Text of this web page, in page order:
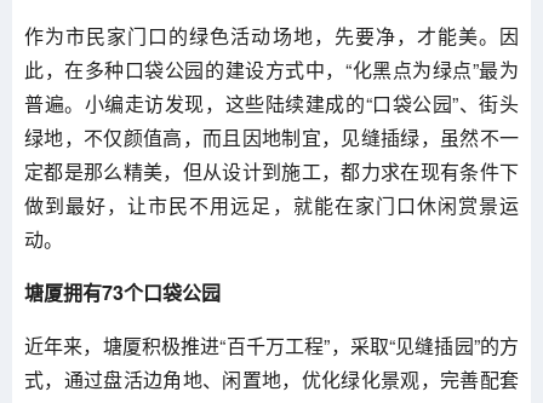
作为市民家门口的绿色活动场地，先要净，才能美。因
此，在多种口袋公园的建设方式中，“化黑点为绿点”最为
普遍。小编走访发现，这些陆续建成的“口袋公园”、街头
绿地，不仅颜值高，而且因地制宜，见缝插绿，虽然不一
定都是那么精美，但从设计到施工，都力求在现有条件下
做到最好，让市民不用远足，就能在家门口休闲赏景运
动。
塘厦拥有73个口袋公园
近年来，塘厦积极推进“百千万工程”，采取“见缝插园”的方
式，通过盘活边角地、闲置地，优化绿化景观，完善配套